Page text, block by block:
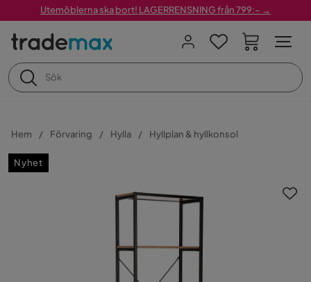
Utemöblerna ska bort! LAGERRENSNING från 799:– →
Hem Förvaring Hylla Hyllplan & hyllkonsol
Nyhet